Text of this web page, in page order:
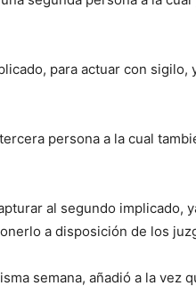
para actuar con sigilo,
persona a la cual
al segundo implicado,
a disposición de los
semana, añadió a la vez